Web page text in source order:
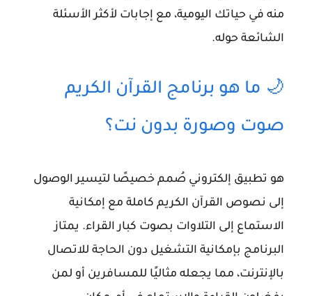
منه في حياتك اليومية، مع إجابات لأكثر الأسئلة
الشائعة حوله.
🌙 ما هو برنامج القرآن الكريم
صوت وصورة بدون نت؟
هو تطبيق إلكتروني صُمم خصيصًا لتيسير الوصول
إلى نصوص القرآن الكريم كاملة مع إمكانية
الاستماع إلى التلاوات بصوت كبار القراء. يمتاز
البرنامج بإمكانية التشغيل دون الحاجة للاتصال
بالإنترنت، مما يجعله مثاليًا للمسافرين أو لمن